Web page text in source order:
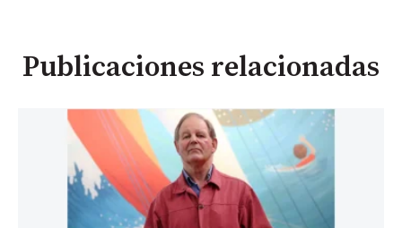
Publicaciones relacionadas